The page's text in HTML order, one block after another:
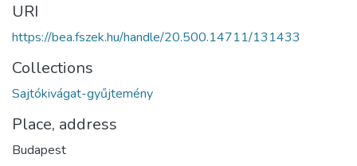
URI
https://bea.fszek.hu/handle/20.500.14711/131433
Collections
Sajtókivágat-gyűjtemény
Place, address
Budapest